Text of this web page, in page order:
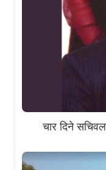
चार दिने